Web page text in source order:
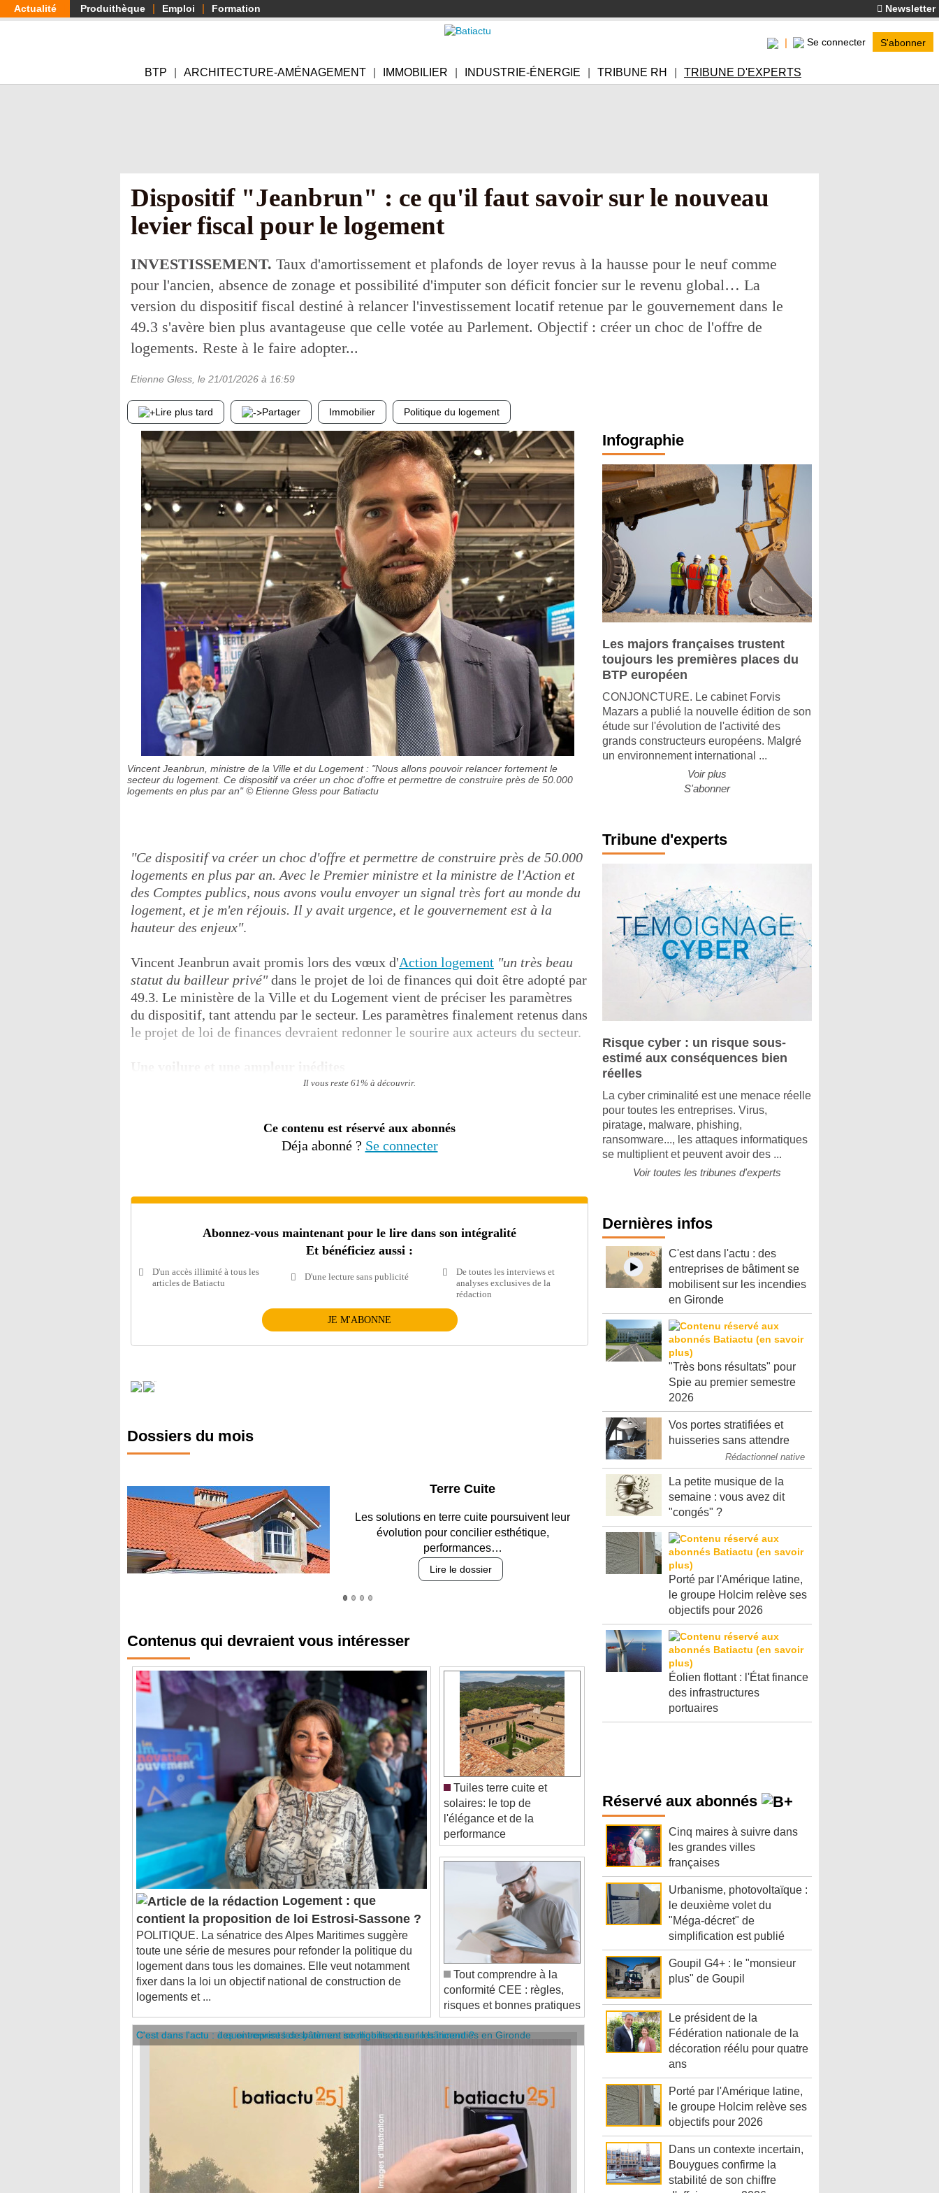
Aller
au
Actualité Produithèque Emploi Formation Newsletter
Se connecter S'abonner
BTP ARCHITECTURE-AMÉNAGEMENT IMMOBILIER INDUSTRIE-ÉNERGIE TRIBUNE RH TRIBUNE D'EXPERTS
Dispositif "Jeanbrun" : ce qu'il faut savoir sur le nouveau
levier fiscal pour le logement
INVESTISSEMENT. Taux d'amortissement et plafonds de loyer revus à la hausse pour le neuf comme
pour l'ancien, absence de zonage et possibilité d'imputer son déficit foncier sur le revenu global… La
version du dispositif fiscal destiné à relancer l'investissement locatif retenue par le gouvernement dans le
49.3 s'avère bien plus avantageuse que celle votée au Parlement. Objectif : créer un choc de l'offre de
logements. Reste à le faire adopter...
Etienne Gless , le 21/01/2026 à 16:59
Lire plus tard Partager Immobilier Politique du logement
Vincent Jeanbrun, ministre de la Ville et du Logement : "Nous allons pouvoir relancer fortement le
secteur du logement. Ce dispositif va créer un choc d'offre et permettre de construire près de 50.000
logements en plus par an" © Etienne Gless pour Batiactu
"Ce dispositif va créer un choc d'offre et permettre de construire près de 50.000
logements en plus par an. Avec le Premier ministre et la ministre de l'Action et
des Comptes publics, nous avons voulu envoyer un signal très fort au monde du
logement, et je m'en réjouis. Il y avait urgence, et le gouvernement est à la
hauteur des enjeux".
Vincent Jeanbrun avait promis lors des vœux d'Action logement "un très beau
statut du bailleur privé"dans le projet de loi de finances qui doit être adopté par
49.3. Le ministère de la Ville et du Logement vient de préciser les paramètres
du dispositif, tant attendu par le secteur. Les paramètres finalement retenus dans
le projet de loi de finances devraient redonner le sourire aux acteurs du secteur.
Il vous reste 61% à découvrir.
Ce contenu est réservé aux abonnés
Déja abonné ? Se connecter
Abonnez-vous maintenant pour le lire dans son intégralité
Et bénéficiez aussi :
D'un accès illimité à tous les
articles de Batiactu
D'une lecture sans publicité
De toutes les interviews et
analyses exclusives de la
rédaction
JE M'ABONNE
Dossiers du mois
Parking et garages
Entre circulation, sécurisation des accès, durabilité
des revêtements et intégration…
Lire le dossier
Logement : que
contient la proposition de loi Estrosi-Sassone ?
POLITIQUE. La sénatrice des Alpes Maritimes suggère
toute une série de mesures pour refonder la politique du
logement dans tous les domaines. Elle veut notamment
fixer dans la loi un objectif national de construction de
logements et ...
Tuiles terre cuite et
solaires: le top de
l'élégance et de la
performance
Tout comprendre à la
conformité CEE : règles,
risques et bonnes pratiques
C'est dans l'actu : des entreprises de bâtiment se mobilisent sur les incendies en Gironde
C'est dans l'actu : à quoi servent les systèmes intelligents dans le bâtiment ?
Infographie
Les majors françaises trustent
toujours les premières places du
BTP européen
CONJONCTURE. Le cabinet Forvis
Mazars a publié la nouvelle édition de son
étude sur l'évolution de l'activité des
grands constructeurs européens. Malgré
un environnement international ...
Voir plus
S'abonner
Tribune d'experts
Risque cyber : un risque sous-
estimé aux conséquences bien
réelles
La cyber criminalité est une menace réelle
pour toutes les entreprises. Virus,
piratage, malware, phishing,
ransomware..., les attaques informatiques
se multiplient et peuvent avoir des ...
Voir toutes les tribunes d'experts
Dernières infos
C'est dans l'actu : des
entreprises de bâtiment se
mobilisent sur les incendies
en Gironde
"Très bons résultats" pour
Spie au premier semestre
2026
Vos portes stratifiées et
huisseries sans attendre
Rédactionnel native
La petite musique de la
semaine : vous avez dit
"congés" ?
Porté par l'Amérique latine,
le groupe Holcim relève ses
objectifs pour 2026
Éolien flottant : l'État finance
des infrastructures
portuaires
Réservé aux abonnés
Cinq maires à suivre dans
les grandes villes
françaises
Urbanisme, photovoltaïque :
le deuxième volet du
"Méga-décret" de
simplification est publié
Goupil G4+ : le "monsieur
plus" de Goupil
Le président de la
Fédération nationale de la
décoration réélu pour quatre
ans
Porté par l'Amérique latine,
le groupe Holcim relève ses
objectifs pour 2026
Dans un contexte incertain,
Bouygues confirme la
stabilité de son chiffre